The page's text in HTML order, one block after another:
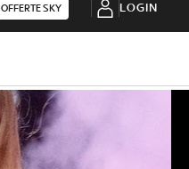
OFFERTE SKY LOGIN